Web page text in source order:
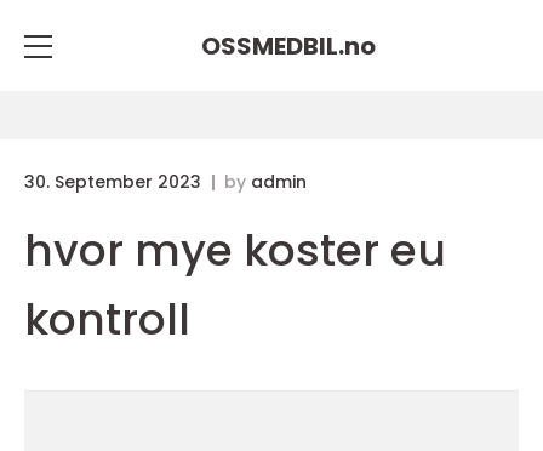
OSSMEDBIL.no
30. September 2023 by admin
hvor mye koster eu
kontroll